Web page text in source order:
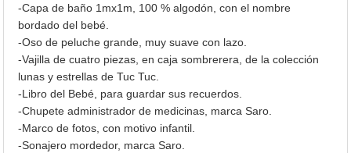
-Capa de baño 1mx1m, 100 % algodón, con el nombre
bordado del bebé.
-Oso de peluche grande, muy suave con lazo.
-Vajilla de cuatro piezas, en caja sombrerera, de la colección
lunas y estrellas de Tuc Tuc.
-Libro del Bebé, para guardar sus recuerdos.
-Chupete administrador de medicinas, marca Saro.
-Marco de fotos, con motivo infantil.
-Sonajero mordedor, marca Saro.